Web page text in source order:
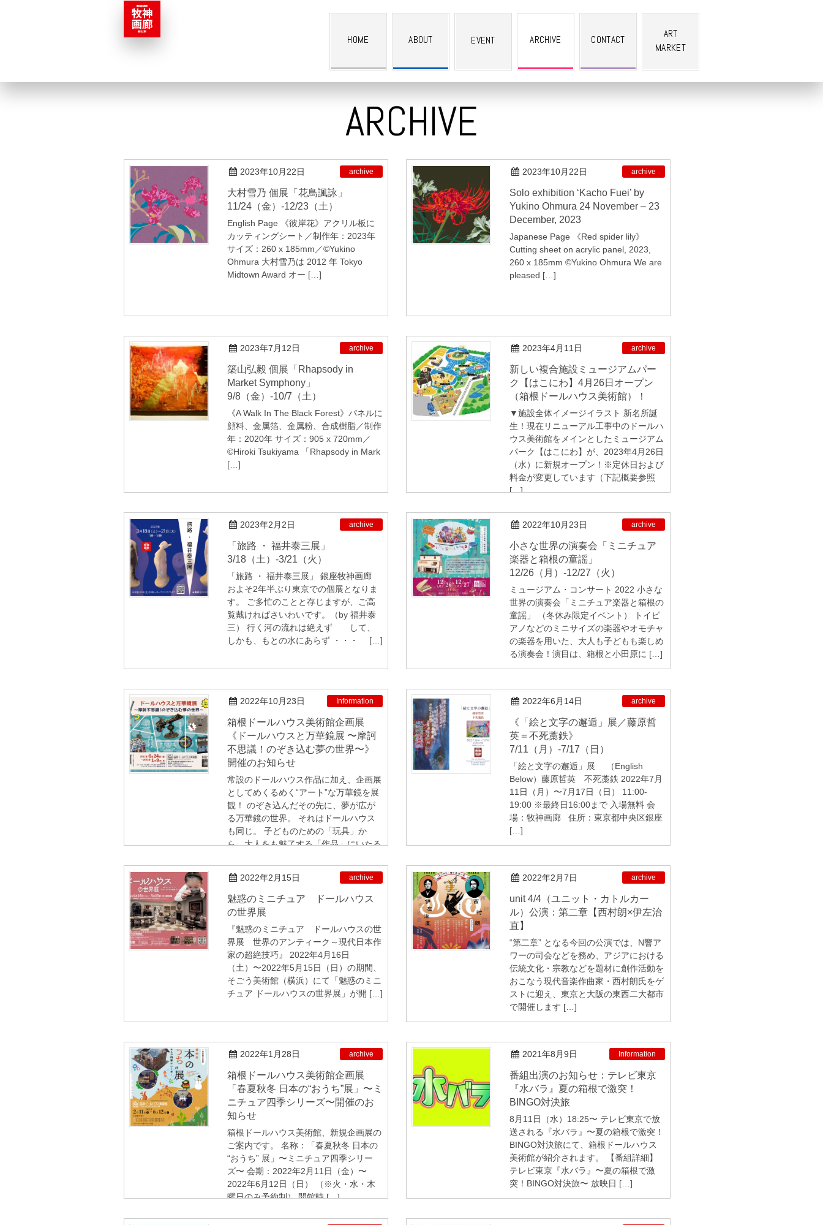
HOME ABOUT EVENT ARCHIVE CONTACT
ART
MARKET
ARCHIVE
2023年10月22日 archive
⼤村雪乃 個展「花⿃諷詠」
11/24（金）-12/23（土）
English Page 《彼岸花》アクリル板に
カッティングシート／制作年：2023年
サイズ：260 x 185mm／©Yukino
Ohmura 大村雪乃は 2012 年 Tokyo
Midtown Award オー […]
2023年10月22日 archive
Solo exhibition ‘Kacho Fuei’ by
Yukino Ohmura 24 November – 23
December, 2023
Japanese Page 《Red spider lily》
Cutting sheet on acrylic panel, 2023,
260 x 185mm ©Yukino Ohmura We are
pleased […]
2023年7月12日 archive
築山弘毅 個展「Rhapsody in
Market Symphony」
9/8（金）-10/7（土）
《A Walk In The Black Forest》パネルに
顔料、金属箔、金属粉、合成樹脂／制作
年：2020年 サイズ：905 x 720mm／
©Hiroki Tsukiyama 「Rhapsody in Mark
[…]
2023年4月11日 archive
新しい複合施設ミュージアムパー
ク【はこにわ】4月26日オープン
（箱根ドールハウス美術館）！
▼施設全体イメージイラスト 新名所誕
生！現在リニューアル工事中のドールハ
ウス美術館をメインとしたミュージアム
パーク【はこにわ】が、2023年4月26日
（水）に新規オープン！※定休日および
料金が変更しています（下記概要参照
[…]
2023年2月2日 archive
「旅路 ・ 福井泰三展」
3/18（土）-3/21（火）
「旅路 ・ 福井泰三展」 銀座牧神画廊
およそ2年半ぶり東京での個展となりま
す。 ご多忙のことと存じますが、ご高
覧戴ければさいわいです。（by 福井泰
三） 行く河の流れは絶えず して、
しかも、もとの水にあらず ・・・ […]
2022年10月23日 archive
小さな世界の演奏会「ミニチュア
楽器と箱根の童謡」
12/26（月）-12/27（火）
ミュージアム・コンサート 2022 小さな
世界の演奏会「ミニチュア楽器と箱根の
童謡」 （冬休み限定イベント） トイピ
アノなどのミニサイズの楽器やオモチャ
の楽器を用いた、大人も子どもも楽しめ
る演奏会！演目は、箱根と小田原に […]
2022年10月23日 Information
箱根ドールハウス美術館企画展
《ドールハウスと万華鏡展 〜摩訶
不思議！のぞき込む夢の世界〜》
開催のお知らせ
常設のドールハウス作品に加え、企画展
としてめくるめく“アート”な万華鏡を展
観！ のぞき込んだその先に、夢が広が
る万華鏡の世界。 それはドールハウス
も同じ。 子どものための「玩具」か
ら、大人をも魅了する「作品」にいたる
2022年6月14日 archive
《「絵と文字の邂逅」展／藤原哲
英＝不死藁鉄》
7/11（月）-7/17（日）
「絵と文字の邂逅」展 （English
Below）藤原哲英 不死藁鉄 2022年7月
11日（月）〜7月17日（日） 11:00-
19:00 ※最終日16:00まで 入場無料 会
場：牧神画廊 住所：東京都中央区銀座
[…]
2022年2月15日 archive
魅惑のミニチュア ドールハウス
の世界展
『魅惑のミニチュア ドールハウスの世
界展 世界のアンティーク～現代日本作
家の超絶技巧』 2022年4月16日
（土）〜2022年5月15日（日）の期間、
そごう美術館（横浜）にて「魅惑のミニ
チュア ドールハウスの世界展」が開 […]
2022年2月7日 archive
unit 4/4（ユニット・カトルカー
ル）公演：第二章【西村朗×伊左治
直】
“第二章” となる今回の公演では、N響ア
ワーの司会などを務め、アジアにおける
伝統文化・宗教などを題材に創作活動を
おこなう現代音楽作曲家・西村朗氏をゲ
ストに迎え、東京と大阪の東西二大都市
で開催します […]
2022年1月28日 archive
箱根ドールハウス美術館企画展
「春夏秋冬 日本の“おうち”展」〜ミ
ニチュア四季シリーズ〜開催のお
知らせ
箱根ドールハウス美術館、新規企画展の
ご案内です。 名称：「春夏秋冬 日本の
“おうち” 展」〜ミニチュア四季シリー
ズ〜 会期：2022年2月11日（金）〜
2022年6月12日（日） （※火・水・木
曜日のみ予約制） 開館時 […]
2021年8月9日 Information
番組出演のお知らせ：テレビ東京
『水バラ』夏の箱根で激突！
BINGO対決旅
8月11日（水）18:25〜 テレビ東京で放
送される『水バラ』〜夏の箱根で激突！
BINGO対決旅にて、箱根ドールハウス
美術館が紹介されます。 【番組詳細】
テレビ東京『水バラ』〜夏の箱根で激
突！BINGO対決旅〜 放映日 […]